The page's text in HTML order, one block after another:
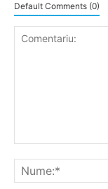
Default Comments (0)